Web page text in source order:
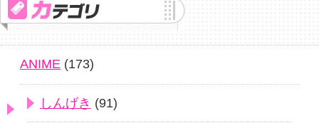
ANIME (173)
しんげき (91)